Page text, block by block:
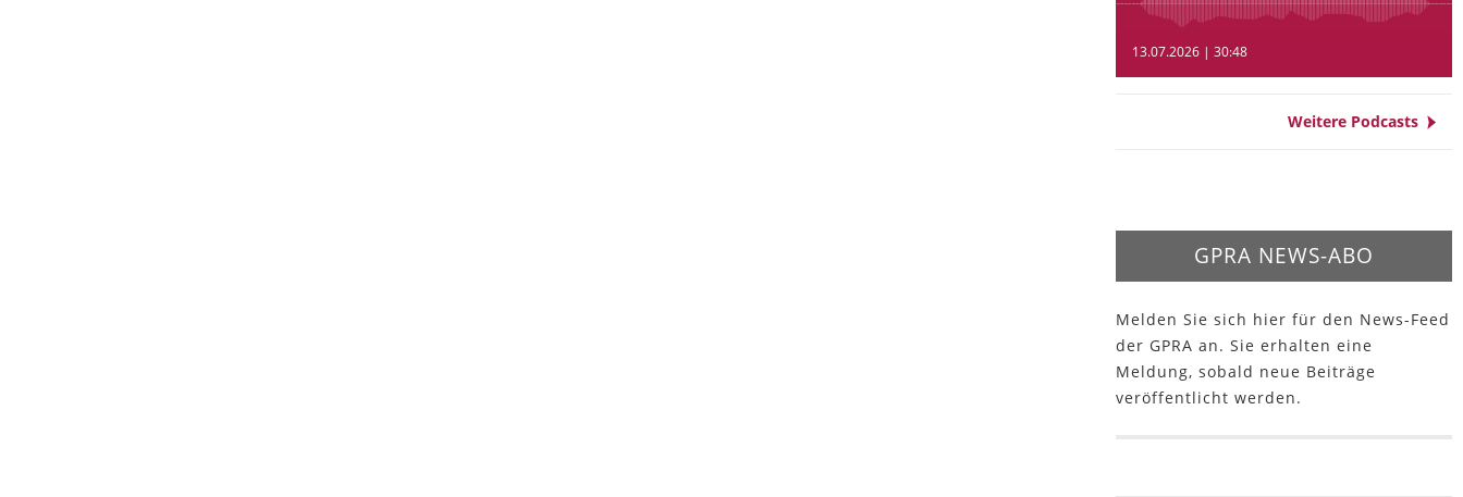
13.07.2026 | 30:48
Weitere Podcasts
GPRA NEWS-ABO
Melden Sie sich hier für den News-Feed
der GPRA an. Sie erhalten eine
Meldung, sobald neue Beiträge
veröffentlicht werden.